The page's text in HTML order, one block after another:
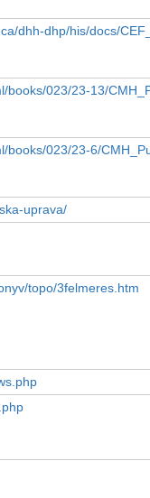
dhh-dhp/his/docs/
books/023/23-13/
books/023/23-6/
uprava/
topo/3felmeres.htm